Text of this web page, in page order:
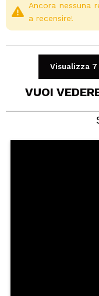
Il tuo video
Ancora nessuna
a recensire!
Visualizza
VUOI